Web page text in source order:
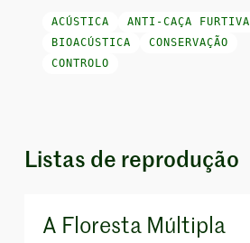
ACÚSTICA
ANTI-CAÇA FURTIVA
BIOACÚSTICA
CONSERVAÇÃO
CONTROLO
Listas de reprodução
A Floresta Múltipla